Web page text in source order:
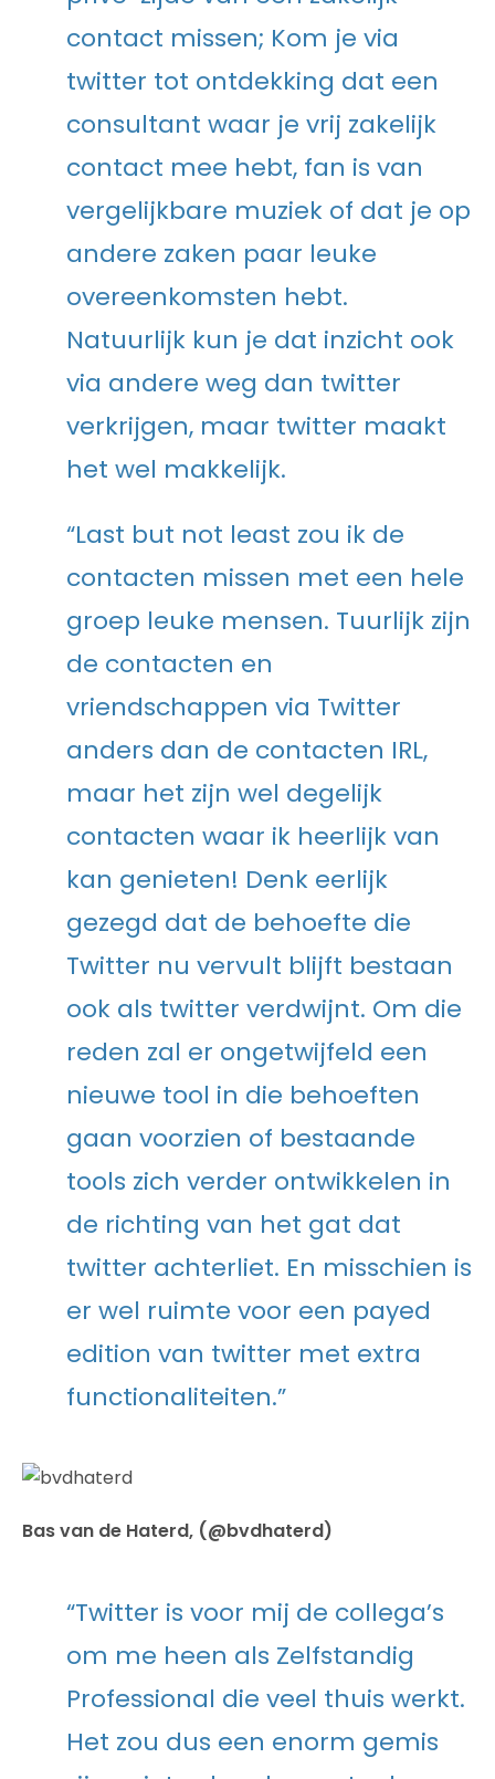
contact missen; Kom je via
twitter tot ontdekking dat een
consultant waar je vrij zakelijk
contact mee hebt, fan is van
vergelijkbare muziek of dat je op
andere zaken paar leuke
overeenkomsten hebt.
Natuurlijk kun je dat inzicht ook
via andere weg dan twitter
verkrijgen, maar twitter maakt
het wel makkelijk.
“Last but not least zou ik de
contacten missen met een hele
groep leuke mensen. Tuurlijk zijn
de contacten en
vriendschappen via Twitter
anders dan de contacten IRL,
maar het zijn wel degelijk
contacten waar ik heerlijk van
kan genieten! Denk eerlijk
gezegd dat de behoefte die
Twitter nu vervult blijft bestaan
ook als twitter verdwijnt. Om die
reden zal er ongetwijfeld een
nieuwe tool in die behoeften
gaan voorzien of bestaande
tools zich verder ontwikkelen in
de richting van het gat dat
twitter achterliet. En misschien is
er wel ruimte voor een payed
edition van twitter met extra
functionaliteiten.”
Bas van de Haterd, (@bvdhaterd)
“Twitter is voor mij de collega’s
om me heen als Zelfstandig
Professional die veel thuis werkt.
Het zou dus een enorm gemis